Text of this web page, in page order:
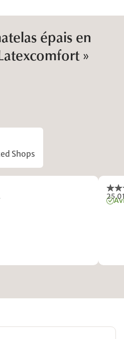
épais en
»
Shops